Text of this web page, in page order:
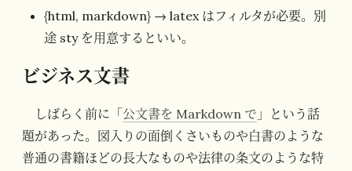
{html, markdown} → latex はフィルタが必要。別
途 sty を用意するといい。
ビジネス文書
しばらく前に「 公文書を Markdown で 」という話
題があった。図入りの面倒くさいものや白書のような
普通の書籍ほどの長大なものや法律の条文のような特